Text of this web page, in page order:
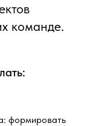
команде.
формировать